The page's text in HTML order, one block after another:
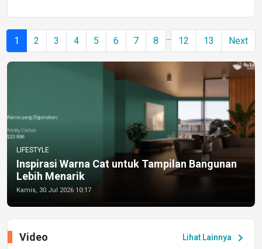
1 2 3 4 5 6 7 8 ... 12 13 Next
LIFESTYLE
Inspirasi Warna Cat untuk Tampilan Bangunan
Lebih Menarik
Kamis, 30 Jul 2026 10:17
Lihat Lainnya chevron_right
Video